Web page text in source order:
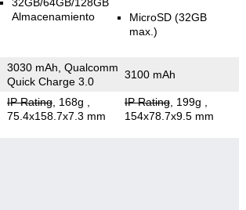
Almacenamiento
MicroSD (32GB
max.)
3030 mAh, Qualcomm
Quick Charge 3.0
3100 mAh
IP Rating, 168g
75.4x158.7x7.3 mm
IP Rating, 199g
154x78.7x9.5 mm